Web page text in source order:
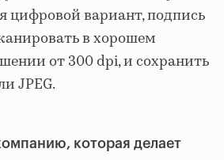
цифровой вариант, подпись
в хорошем
от 300 dpi, и сохранить
JPEG.
которая делает